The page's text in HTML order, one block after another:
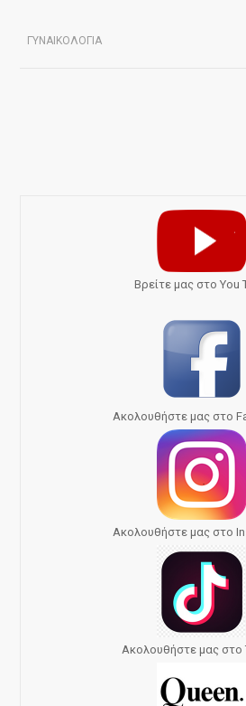
ΓΥΝΑΙΚΟΛΟΓΙΑ
Bρείτε μας στο You
Ακολουθήστε μας στο
Ακολουθήστε μας στο
Ακολουθήστε μας στο